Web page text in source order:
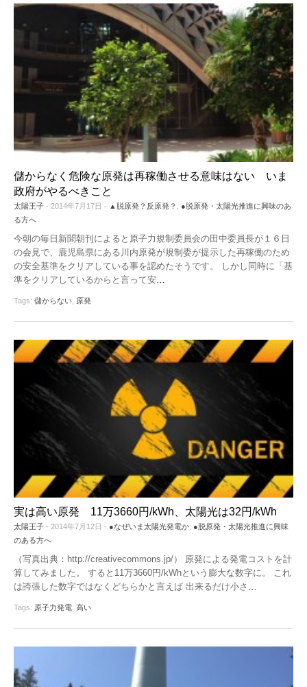
儲からなく危険な原発は再稼働させる意味はない いま
政府がやるべきこと
太陽王子 - 2014年7月17日 - ▲脱原発？反原発？
●脱原発・太陽光推進に興味のあ
る方へ
今朝の毎日新聞朝刊によると原子力規制委員会の田中委員長が１６日
の会見で、鹿児島県にある川内原発が規制委が提示した再稼働のため
の安全基準をクリアしている事を認めたそうです。 しかし同時に「基
準をクリアしているからと言って安
Tags: 儲からない 原発
実は高い原発 11万3660円/kWh、太陽光は32円/kWh
太陽王子 - 2014年7月12日 - ●なぜいま太陽光発電か ●脱原発・太陽光推進に興味
のある方へ
（写真出典：http://creativecommons.jp/） 原発による発電コストを計
算してみました。 すると11万3660円/kWhという膨大な数字に。 これ
は誇張した数字ではなくどちらかと言えば 出来るだけ小さ …
Tags: 原子力発電 高い